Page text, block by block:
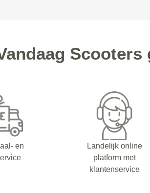
en
Landelijk online
platform met
klantenservice